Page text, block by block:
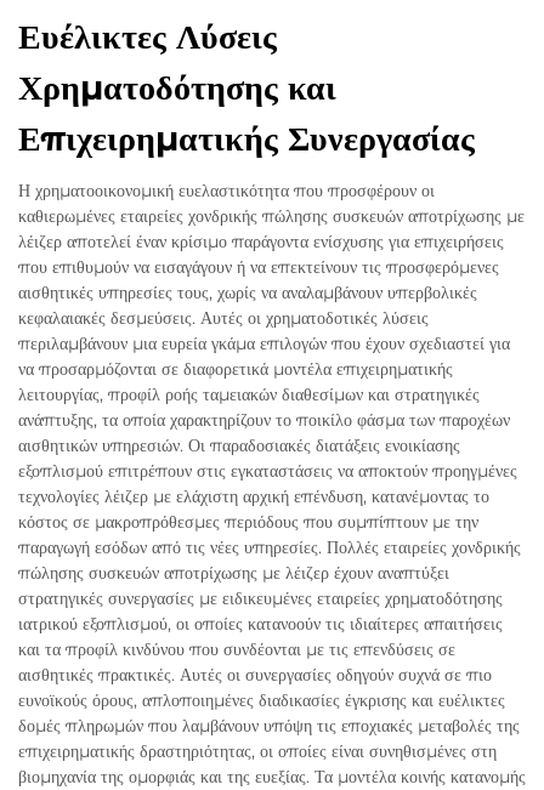
Ευέλικτες Λύσεις
Χρηματοδότησης και
Επιχειρηματικής Συνεργασίας
Η χρηματοοικονομική ευελαστικότητα που προσφέρουν οι
καθιερωμένες εταιρείες χονδρικής πώλησης συσκευών αποτρίχωσης με
λέιζερ αποτελεί έναν κρίσιμο παράγοντα ενίσχυσης για επιχειρήσεις
που επιθυμούν να εισαγάγουν ή να επεκτείνουν τις προσφερόμενες
αισθητικές υπηρεσίες τους, χωρίς να αναλαμβάνουν υπερβολικές
κεφαλαιακές δεσμεύσεις. Αυτές οι χρηματοδοτικές λύσεις
περιλαμβάνουν μια ευρεία γκάμα επιλογών που έχουν σχεδιαστεί για
να προσαρμόζονται σε διαφορετικά μοντέλα επιχειρηματικής
λειτουργίας, προφίλ ροής ταμειακών διαθεσίμων και στρατηγικές
ανάπτυξης, τα οποία χαρακτηρίζουν το ποικίλο φάσμα των παροχέων
αισθητικών υπηρεσιών. Οι παραδοσιακές διατάξεις ενοικίασης
εξοπλισμού επιτρέπουν στις εγκαταστάσεις να αποκτούν προηγμένες
τεχνολογίες λέιζερ με ελάχιστη αρχική επένδυση, κατανέμοντας το
κόστος σε μακροπρόθεσμες περιόδους που συμπίπτουν με την
παραγωγή εσόδων από τις νέες υπηρεσίες. Πολλές εταιρείες χονδρικής
πώλησης συσκευών αποτρίχωσης με λέιζερ έχουν αναπτύξει
στρατηγικές συνεργασίες με ειδικευμένες εταιρείες χρηματοδότησης
ιατρικού εξοπλισμού, οι οποίες κατανοούν τις ιδιαίτερες απαιτήσεις
και τα προφίλ κινδύνου που συνδέονται με τις επενδύσεις σε
αισθητικές πρακτικές. Αυτές οι συνεργασίες οδηγούν συχνά σε πιο
ευνοϊκούς όρους, απλοποιημένες διαδικασίες έγκρισης και ευέλικτες
δομές πληρωμών που λαμβάνουν υπόψη τις εποχιακές μεταβολές της
επιχειρηματικής δραστηριότητας, οι οποίες είναι συνηθισμένες στη
βιομηχανία της ομορφιάς και της ευεξίας. Τα μοντέλα κοινής κατανομής